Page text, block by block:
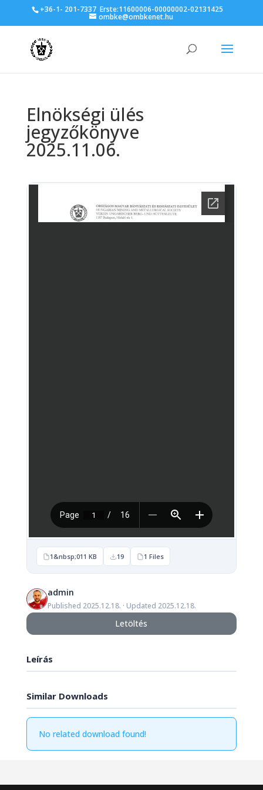
+36-1- 201-7337 Erste:11600006-00000002-02131425
ombke@ombkenet.hu
Elnökségi ülés
jegyzőkönyve
2025.11.06.
1&nbsp;011 KB 19 1 Files
admin
Published 2025.12.18. · Updated 2025.12.18.
Letöltés
Leírás
Similar Downloads
No related download found!